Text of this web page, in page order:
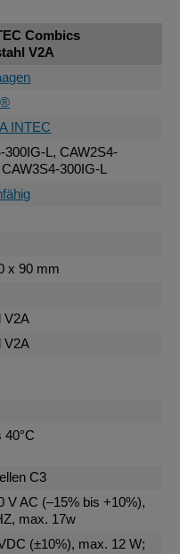
Combics
V2A
INTEC
300IG-L, CAW2S4-
300IG-L
x 90 mm
V2A
V2A
40°C
C3
V AC (–15% bis +10%),
max. 17w
(±10%), max. 12 W;